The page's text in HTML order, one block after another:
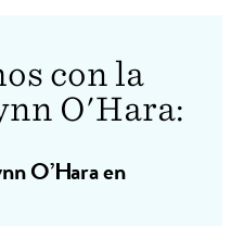
con la
O'Hara:
O’Hara en